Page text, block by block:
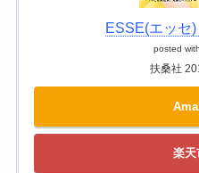
ESSE(エッセ
posted with
扶桑社
楽天